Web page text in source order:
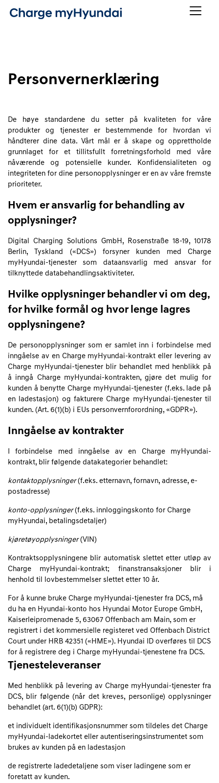
Personvernerklæring
De høye standardene du setter på kvaliteten for våre
produkter og tjenester er bestemmende for hvordan vi
håndterer dine data. Vårt mål er å skape og opprettholde
grunnlaget for et tillitsfullt forretningsforhold med våre
nåværende og potensielle kunder. Konfidensialiteten og
integriteten for dine personopplysninger er en av våre fremste
prioriteter.
Hvem er ansvarlig for behandling av
opplysninger?
Digital Charging Solutions GmbH, Rosenstraße 18-19, 10178
Berlin, Tyskland («DCS») forsyner kunden med Charge
myHyundai-tjenester som dataansvarlig med ansvar for
tilknyttede databehandlingsaktiviteter.
Hvilke opplysninger behandler vi om deg,
for hvilke formål og hvor lenge lagres
opplysningene?
De personopplysninger som er samlet inn i forbindelse med
inngåelse av en Charge myHyundai-kontrakt eller levering av
Charge myHyundai-tjenester blir behandlet med henblikk på
å inngå Charge myHyundai-kontrakten, gjøre det mulig for
kunden å benytte Charge myHyundai-tjenester (f.eks. lade på
en ladestasjon) og fakturere Charge myHyundai-tjenester til
kunden. (Art. 6(1)(b) i EUs personvernforordning, «GDPR»).
Inngåelse av kontrakter
I forbindelse med inngåelse av en Charge myHyundai-
kontrakt, blir følgende datakategorier behandlet:
kontaktopplysninger(f.eks. etternavn, fornavn, adresse, e-
postadresse)
konto-opplysninger(f.eks. innloggingskonto for Charge
myHyundai, betalingsdetaljer)
kjøretøyopplysninger(VIN)
Kontraktsopplysningene blir automatisk slettet etter utløp av
Charge myHyundai-kontrakt; finanstransaksjoner blir i
henhold til lovbestemmelser slettet etter 10 år.
For å kunne bruke Charge myHyundai-tjenester fra DCS, må
du ha en Hyundai-konto hos Hyundai Motor Europe GmbH,
Kaiserleipromenade 5, 63067 Offenbach am Main, som er
registrert i det kommersielle registeret ved Offenbach District
Court under HRB 42351 («HME»). Hyundai ID overføres til DCS
for å registrere deg i Charge myHyundai-tjenestene fra DCS.
Tjenesteleveranser
Med henblikk på levering av Charge myHyundai-tjenester fra
DCS, blir følgende (når det kreves, personlige) opplysninger
behandlet (art. 6(1)(b) GDPR):
et individuelt identifikasjonsnummer som tildeles det Charge
myHyundai-ladekortet eller autentiseringsinstrumentet som
brukes av kunden på en ladestasjon
de registrerte ladedetaljene som viser ladingene som er
foretatt av kunden.